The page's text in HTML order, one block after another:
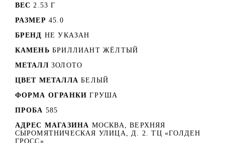
ВЕС 2.53 Г
РАЗМЕР 45.0
БРЕНД НЕ УКАЗАН
КАМЕНЬ БРИЛЛИАНТ ЖЁЛТЫЙ
МЕТАЛЛ ЗОЛОТО
ЦВЕТ МЕТАЛЛА БЕЛЫЙ
ФОРМА ОГРАНКИ ГРУША
ПРОБА 585
АДРЕС МАГАЗИНА МОСКВА, ВЕРХНЯЯ
СЫРОМЯТНИЧЕСКАЯ УЛИЦА, Д. 2. ТЦ «ГОЛДЕН
ГРОСС»